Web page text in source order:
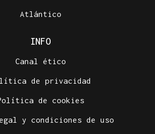
Atlántico
INFO
Canal ético
de privacidad
de cookies
y condiciones de uso